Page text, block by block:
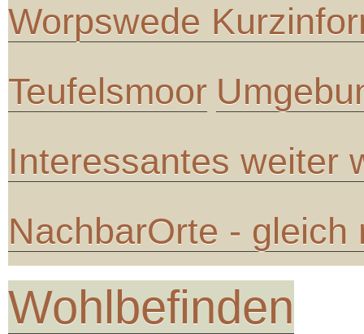
Worpswede
Teufelsmoor
Interessantes weiter
NachbarOrte - gleich
Wohlbefinden